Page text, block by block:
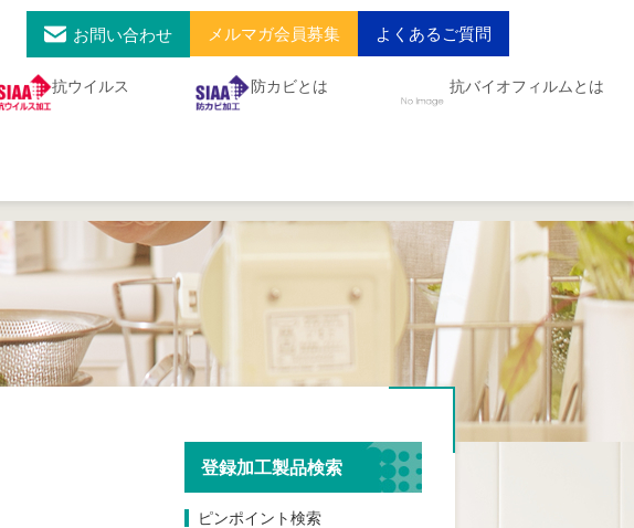
お問い合わせ メルマガ会員募集 よくあるご質問
抗ウイルス 防カビとは 抗バイオフィルムとは
登録加工製品検索
ピンポイント検索